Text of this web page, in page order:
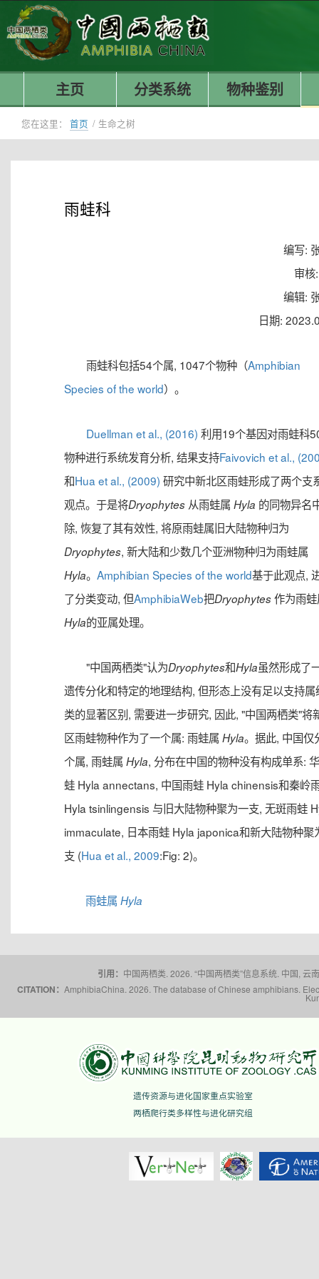
主页 分类系统 物种鉴别
您在这里： 首页 / 生命之树
雨蛙科
编写:
审核
编辑:
日期:
雨蛙科包括54个属, 1047个物种（Amphibian
Species of the world）。
Duellman et al., (2016) 利用19个基因对雨蛙科
物种进行系统发育分析, 结果支持Faivovich et al.,
和Hua et al., (2009) 研究中新北区雨蛙形成了两个支
观点。于是将Dryophytes 从雨蛙属 Hyla 的同物异名
除, 恢复了其有效性, 将原雨蛙属旧大陆物种归为
Dryophytes, 新大陆和少数几个亚洲物种归为雨蛙属
Hyla。 Amphibian Species of the world基于此观点,
了分类变动, 但AmphibiaWeb把Dryophytes作为雨
Hyla的亚属处理。
"中国两栖类"认为Dryophytes和Hyla虽然形成了
遗传分化和特定的地理结构, 但形态上没有足以支持属
类的显著区别, 需要进一步研究, 因此, "中国两栖类"将
区雨蛙物种作为了一个属: 雨蛙属 Hyla。据此, 中国仅
个属, 雨蛙属 Hyla, 分布在中国的物种没有构成单系:
蛙 Hyla annectans, 中国雨蛙 Hyla chinensis和秦岭
Hyla tsinlingensis 与旧大陆物种聚为一支, 无斑雨蛙
immaculate, 日本雨蛙 Hyla japonica和新大陆物种聚
支 (Hua et al., 2009:Fig: 2)。
雨蛙属 Hyla
引用： 中国两栖类. 2026. “中国两栖类”信息系统. 中国,
CITATION： AmphibiaChina. 2026. The database of Chinese amphibians.
遗传资源与进化国家重点实验室
两栖爬行类多样性与进化研究组